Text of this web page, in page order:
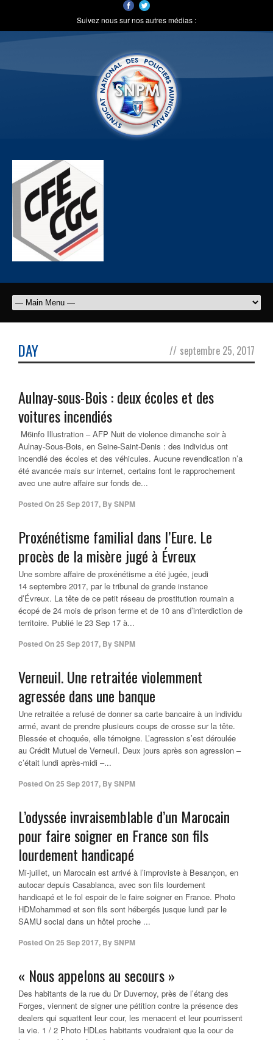
Suivez nous sur nos autres médias :
DAY // septembre 25, 2017
Aulnay-sous-Bois : deux écoles et des
voitures incendiés
M6info Illustration – AFP Nuit de violence dimanche soir à
Aulnay-Sous-Bois, en Seine-Saint-Denis : des individus ont
incendié des écoles et des véhicules. Aucune revendication n’a
été avancée mais sur internet, certains font le rapprochement
avec une autre affaire sur fonds de...
Posted On25 Sep 2017, BySNPM
Proxénétisme familial dans l’Eure. Le
procès de la misère jugé à Évreux
Une sombre affaire de proxénétisme a été jugée, jeudi
14 septembre 2017, par le tribunal de grande instance
d’Évreux. La tête de ce petit réseau de prostitution roumain a
écopé de 24 mois de prison ferme et de 10 ans d’interdiction de
territoire. Publié le 23 Sep 17 à...
Posted On25 Sep 2017, BySNPM
Verneuil. Une retraitée violemment
agressée dans une banque
Une retraitée a refusé de donner sa carte bancaire à un individu
armé, avant de prendre plusieurs coups de crosse sur la tête.
Blessée et choquée, elle témoigne. L’agression s’est déroulée
au Crédit Mutuel de Verneuil. Deux jours après son agression –
c’était lundi après-midi –...
Posted On25 Sep 2017, BySNPM
L’odyssée invraisemblable d’un Marocain
pour faire soigner en France son fils
lourdement handicapé
Mi-juillet, un Marocain est arrivé à l’improviste à Besançon, en
autocar depuis Casablanca, avec son fils lourdement
handicapé et le fol espoir de le faire soigner en France. Photo
HDMohammed et son fils sont hébergés jusque lundi par le
SAMU social dans un hôtel proche ...
Posted On25 Sep 2017, BySNPM
« Nous appelons au secours »
Des habitants de la rue du Dr Duvernoy, près de l’étang des
Forges, viennent de signer une pétition contre la présence des
dealers qui squattent leur cour, les menacent et leur pourrissent
la vie. 1 / 2 Photo HDLes habitants voudraient que la cour de